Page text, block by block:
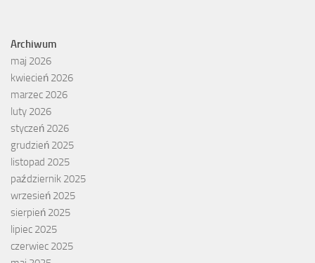
Archiwum
maj 2026
kwiecień 2026
marzec 2026
luty 2026
styczeń 2026
grudzień 2025
listopad 2025
październik 2025
wrzesień 2025
sierpień 2025
lipiec 2025
czerwiec 2025